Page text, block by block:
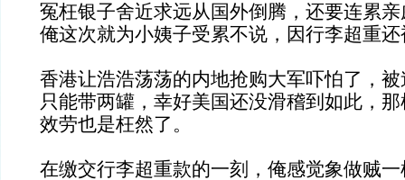
冤枉银子舍近求远从国外倒腾，还要连累
俺这次就为小姨子受累不说，因行李超重
香港让浩浩荡荡的内地抢购大军吓怕了，
只能带两罐，幸好美国还没滑稽到如此，
效劳也是枉然了。
在缴交行李超重款的一刻，俺感觉象做贼一